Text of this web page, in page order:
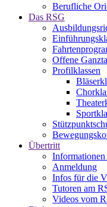
Berufliche
Das RSG
Offene
Profilklassen
Übertritt
Anmeldung
Infos für die
Tutoren am
Videos vom